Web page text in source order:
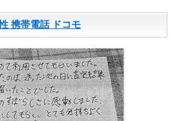
携帯電話 ドコモ